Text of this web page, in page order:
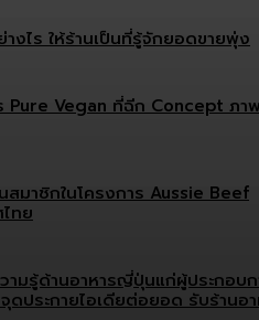
งไร ให้ร้านเป็นที่รู้จักยอดขายพุ่ง
Pure Vegan ที่ฉีก Concept ภา
สมาชิกในโครงการ Aussie Beef
ทย
ามรู้ด้านอาหารญี่ปุ่นแก่ผู้ประกอบ
ประกายไอเดียต่อยอด รับร้านอ